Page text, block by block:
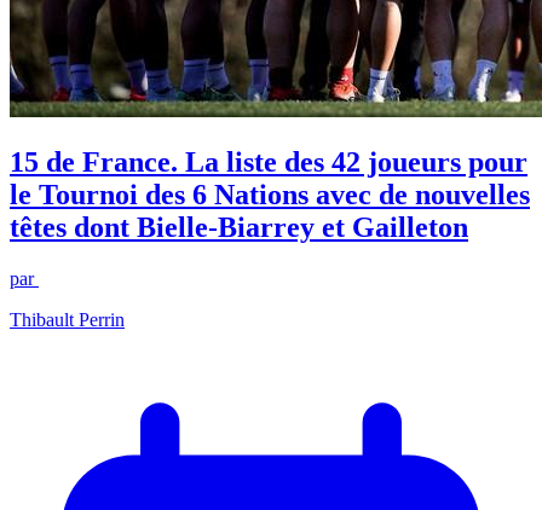
15 de France. La liste des 42 joueurs pour
le Tournoi des 6 Nations avec de nouvelles
têtes dont Bielle-Biarrey et Gailleton
par
Thibault Perrin